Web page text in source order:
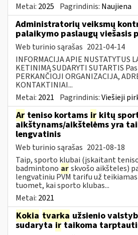
Metai: 2025 Pagrindinis: Naujiena
Administratorių veiksmų
palaikymo paslaugų viešasis
Web turinio sąrašas 2021-04-14
INFORMACIJA APIE NUSTATYTUS
KETINIMĄ SUDARYTI SUTARTIS
PERKANČIOJI ORGANIZACIJA,
KONTAKTINIAI...
Metai: 2021 Pagrindinis:Viešieji
Ar teniso kortams ir kitų
aikštynams/aikštelėms yra
lengvatinis
Web turinio sąrašas 2021-08-18
Taip, sporto klubai (įskaitant
badmintono arskvošo aikšteles)
lengvatiniu PVM tarifu už
tuomet, kai sporto klubas...
Metai: 2021
Kokia tvarka užsienio
sudarytairtaikoma